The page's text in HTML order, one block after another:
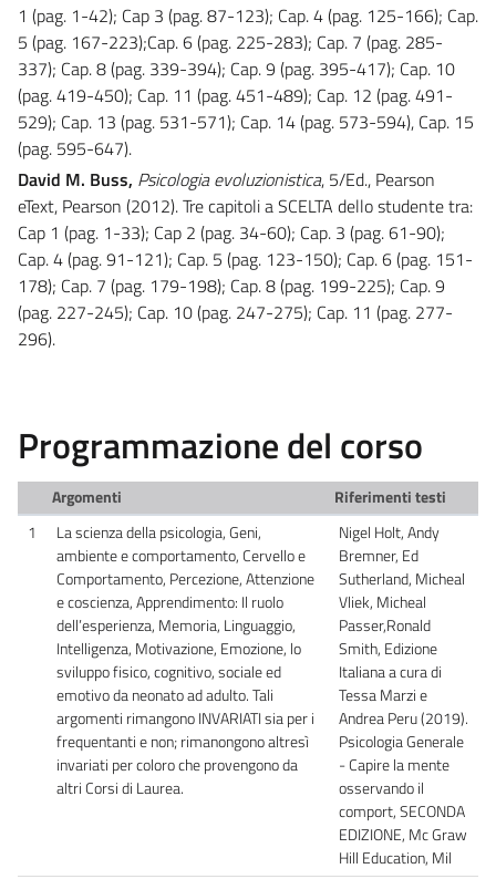
1 (pag. 1-42); Cap 3 (pag. 87-123); Cap. 4 (pag. 125-166); Cap.
5 (pag. 167-223);Cap. 6 (pag. 225-283); Cap. 7 (pag. 285-
337); Cap. 8 (pag. 339-394); Cap. 9 (pag. 395-417); Cap. 10
(pag. 419-450); Cap. 11 (pag. 451-489); Cap. 12 (pag. 491-
529); Cap. 13 (pag. 531-571); Cap. 14 (pag. 573-594), Cap. 15
(pag. 595-647).
David M. Buss, Psicologia evoluzionistica, 5/Ed., Pearson
eText, Pearson (2012). Tre capitoli a SCELTA dello studente tra:
Cap 1 (pag. 1-33); Cap 2 (pag. 34-60); Cap. 3 (pag. 61-90);
Cap. 4 (pag. 91-121); Cap. 5 (pag. 123-150); Cap. 6 (pag. 151-
178); Cap. 7 (pag. 179-198); Cap. 8 (pag. 199-225); Cap. 9
(pag. 227-245); Cap. 10 (pag. 247-275); Cap. 11 (pag. 277-
296).
Programmazione del corso
Argomenti
Riferimenti testi
1
La scienza della psicologia, Geni,
ambiente e comportamento, Cervello e
Comportamento, Percezione, Attenzione
e coscienza, Apprendimento: Il ruolo
dell’esperienza, Memoria, Linguaggio,
Intelligenza, Motivazione, Emozione, lo
sviluppo fisico, cognitivo, sociale ed
emotivo da neonato ad adulto. Tali
argomenti rimangono INVARIATI sia per i
frequentanti e non; rimanongono altresì
invariati per coloro che provengono da
altri Corsi di Laurea.
Nigel Holt, Andy
Bremner, Ed
Sutherland, Micheal
Vliek, Micheal
Passer,Ronald
Smith, Edizione
Italiana a cura di
Tessa Marzi e
Andrea Peru (2019).
Psicologia Generale
- Capire la mente
osservando il
comport, SECONDA
EDIZIONE, Mc Graw
Hill Education, Mil